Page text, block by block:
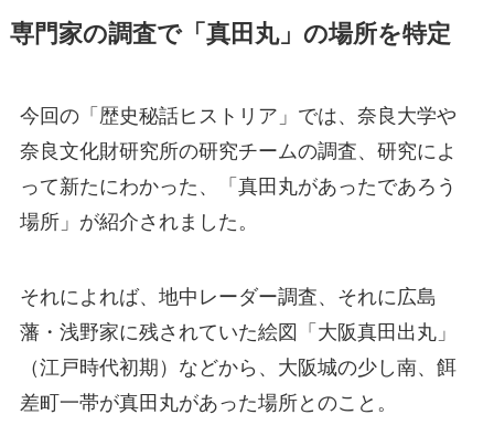
専門家の調査で「真田丸」の場所を特定
今回の「歴史秘話ヒストリア」では、奈良大学や
奈良文化財研究所の研究チームの調査、研究によ
って新たにわかった、「真田丸があったであろう
場所」が紹介されました。
それによれば、地中レーダー調査、それに広島
藩・浅野家に残されていた絵図「大阪真田出丸」
（江戸時代初期）などから、大阪城の少し南、餌
差町一帯が真田丸があった場所とのこと。